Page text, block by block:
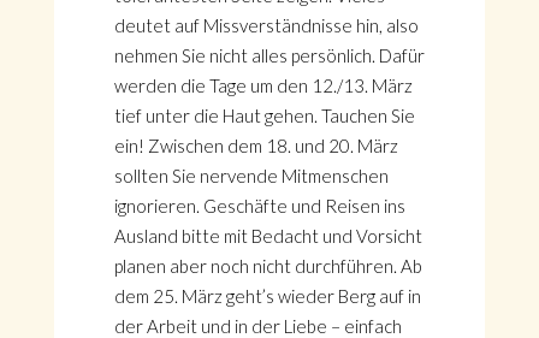
deutet auf Missverständnisse hin, also
nehmen Sie nicht alles persönlich. Dafür
werden die Tage um den 12./13. März
tief unter die Haut gehen. Tauchen Sie
ein! Zwischen dem 18. und 20. März
sollten Sie nervende Mitmenschen
ignorieren. Geschäfte und Reisen ins
Ausland bitte mit Bedacht und Vorsicht
planen aber noch nicht durchführen. Ab
dem 25. März geht’s wieder Berg auf in
der Arbeit und in der Liebe – einfach